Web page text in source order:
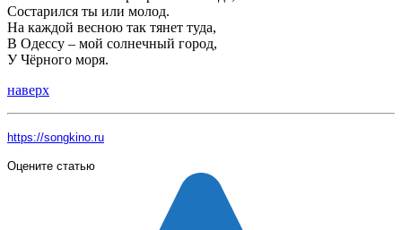
Состарился ты или молод.
На каждой весною так тянет туда,
В Одессу – мой солнечный город,
У Чёрного моря.
наверх
https://songkino.ru
Оцените статью